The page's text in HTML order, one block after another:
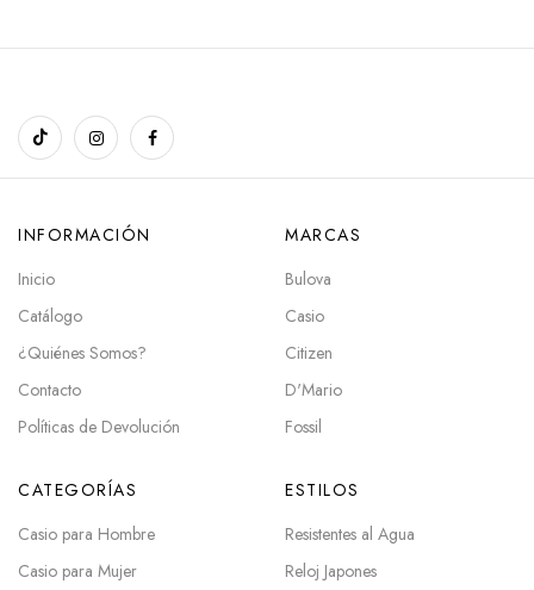
INFORMACIÓN
Inicio
Catálogo
¿Quiénes Somos?
Contacto
Políticas de Devolución
MARCAS
Bulova
Casio
Citizen
D'Mario
Fossil
CATEGORÍAS
Casio para Hombre
Casio para Mujer
ESTILOS
Resistentes al Agua
Reloj Japones